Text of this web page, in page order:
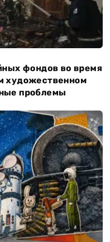
фондов во время
художественном
проблемы